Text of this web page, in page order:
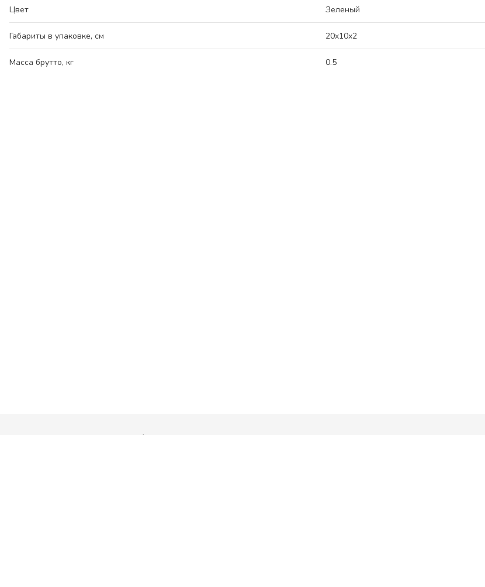
Цвет Зеленый
Габариты в упаковке, см 20x10x2
Масса брутто, кг 0.5
Компания